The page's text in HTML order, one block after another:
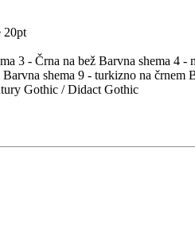
20pt
3 - Črna na bež Barvna shema 4 -
Barvna shema 9 - turkizno na črnem
Gothic / Didact Gothic